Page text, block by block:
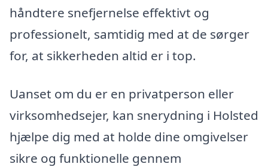
håndtere snefjernelse effektivt og
professionelt, samtidig med at de sørger
for, at sikkerheden altid er i top.
Uanset om du er en privatperson eller
virksomhedsejer, kan snerydning i Holsted
hjælpe dig med at holde dine omgivelser
sikre og funktionelle gennem